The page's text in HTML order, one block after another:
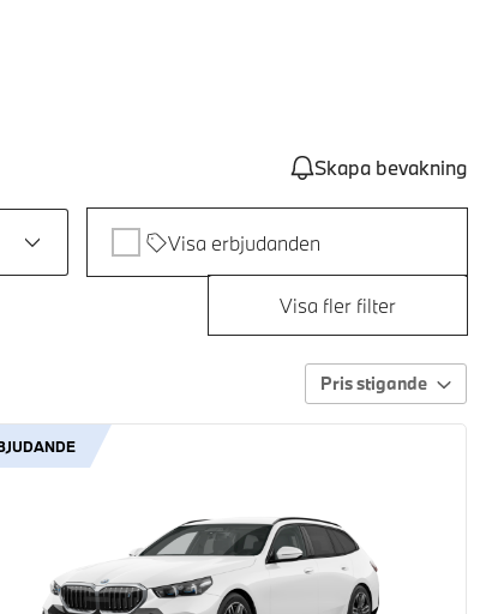
Skapa bevakning
Visa erbjudanden
Visa fler filter
Pris stigande